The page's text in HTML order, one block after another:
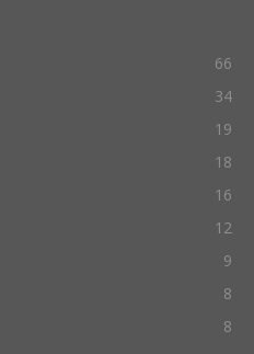
66
34
19
18
16
12
9
8
8